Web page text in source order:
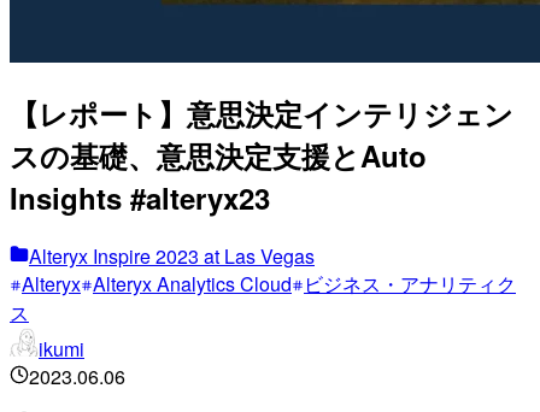
【レポート】意思決定インテリジェン
スの基礎、意思決定支援とAuto
Insights #alteryx23
Alteryx Inspire 2023 at Las Vegas
Alteryx Alteryx Analytics Cloud
ビジネス・アナリティク
ス
ikumi
2023.06.06